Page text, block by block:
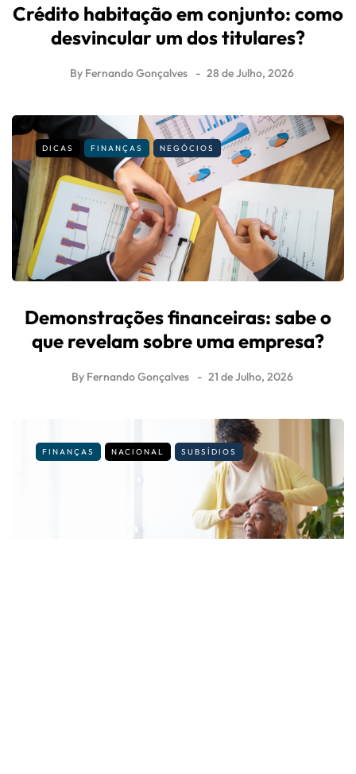
Crédito habitação em conjunto: como
desvincular um dos titulares?
By Fernando Gonçalves 28 de Julho, 2026
DICAS FINANÇAS NEGÓCIOS
Demonstrações financeiras: sabe o
que revelam sobre uma empresa?
By Fernando Gonçalves 21 de Julho, 2026
FINANÇAS NACIONAL SUBSÍDIOS